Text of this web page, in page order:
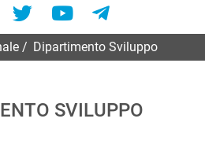
Dipartimento Sviluppo
SVILUPPO